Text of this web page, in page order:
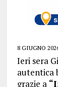
8 GIUGNO
Ieri sera
autentica
grazie a